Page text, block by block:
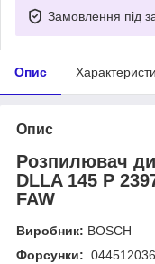
Замовлення під
Опис
Опис
Розпилювач
DLLA 145 P
FAW
Виробник: BOSCH
Форсунки: